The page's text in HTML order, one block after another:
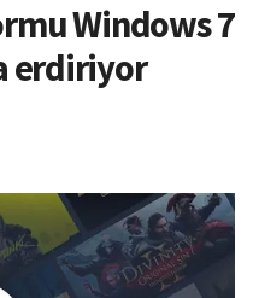
Windows 7
erdiriyor